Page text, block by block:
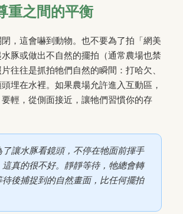
重之間的平衡
，這會嚇到動物。也不要為了拍「網美
豚或做出不自然的擺拍（通常農場也禁
往往是抓拍牠們自然的瞬間：打哈欠、
埋在水裡。如果農場允許進入互動區，
輕，從側面接近，讓牠們習慣你的存
讓水豚看鏡頭，不停在牠面前揮手
真的很不好。靜靜等待，牠總會轉
後捕捉到的自然畫面，比任何擺拍